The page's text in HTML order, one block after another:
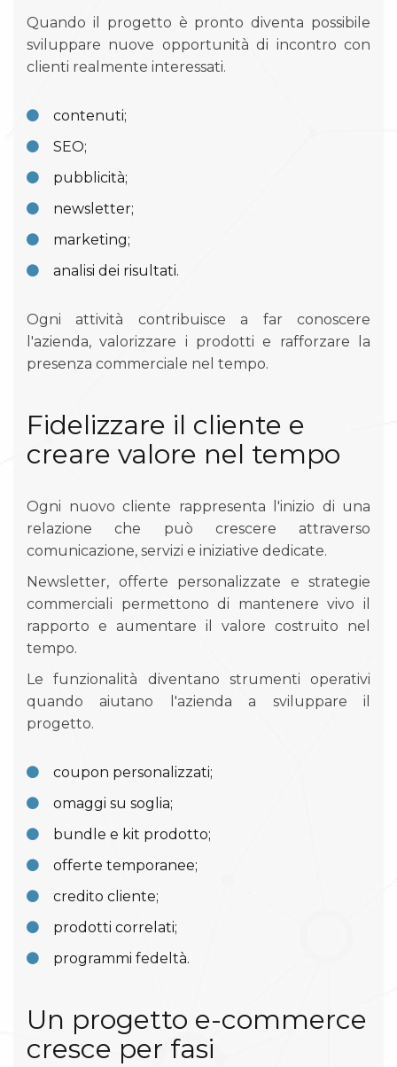
Quando il progetto è pronto diventa possibile
sviluppare nuove opportunità di incontro con
clienti realmente interessati.
contenuti;
SEO;
pubblicità;
newsletter;
marketing;
analisi dei risultati.
Ogni attività contribuisce a far conoscere
l'azienda, valorizzare i prodotti e rafforzare la
presenza commerciale nel tempo.
Fidelizzare il cliente e
creare valore nel tempo
Ogni nuovo cliente rappresenta l'inizio di una
relazione che può crescere attraverso
comunicazione, servizi e iniziative dedicate.
Newsletter, offerte personalizzate e strategie
commerciali permettono di mantenere vivo il
rapporto e aumentare il valore costruito nel
tempo.
Le funzionalità diventano strumenti operativi
quando aiutano l'azienda a sviluppare il
progetto.
coupon personalizzati;
omaggi su soglia;
bundle e kit prodotto;
offerte temporanee;
credito cliente;
prodotti correlati;
programmi fedeltà.
Un progetto e-commerce
cresce per fasi